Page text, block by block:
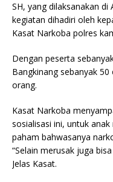
SH, yang dilaksanakan di
kegiatan dihadiri oleh
Kasat Narkoba polres
Dengan peserta
Bangkinang sebanyak
orang.
Kasat Narkoba
sosialisasi ini, untuk
paham bahwasanya
“Selain merusak juga
Jelas Kasat.